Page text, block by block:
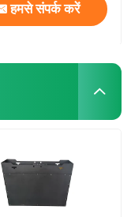
हमसे संपर्क करें